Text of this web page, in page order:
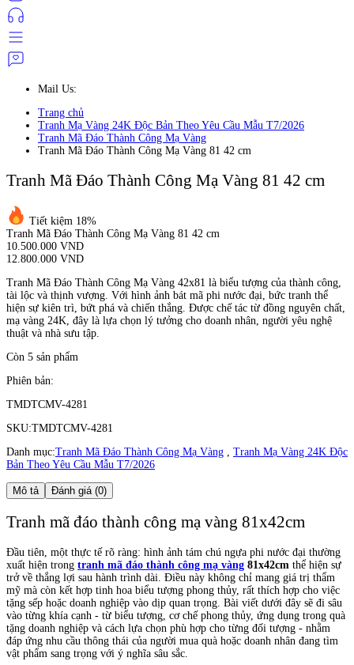
Mail Us:
Trang chủ
Tranh Mạ Vàng 24K Độc Bản Theo Yêu Cầu Mẫu T7/2026
Tranh Mã Đáo Thành Công Mạ Vàng
Tranh Mã Đáo Thành Công Mạ Vàng 81 42 cm
Tranh Mã Đáo Thành Công Mạ Vàng 81 42 cm
Tiết kiệm 18%
Tranh Mã Đáo Thành Công Mạ Vàng 81 42 cm
10.500.000 VND
12.800.000 VND
Tranh Mã Đáo Thành Công Mạ Vàng 42x81 là biểu tượng của thành công,
tài lộc và thịnh vượng. Với hình ảnh bát mã phi nước đại, bức tranh thể
hiện sự kiên trì, bứt phá và chiến thắng. Được chế tác từ đồng nguyên chất,
mạ vàng 24K, đây là lựa chọn lý tưởng cho doanh nhân, người yêu nghệ
thuật và nhà sưu tập.
Còn 5 sản phẩm
Phiên bản:
TMDTCMV-4281
SKU:TMDTCMV-4281
Danh mục:Tranh Mã Đáo Thành Công Mạ Vàng
Tranh Mạ Vàng 24K Độc
Bản Theo Yêu Cầu Mẫu T7/2026
Mô tả Đánh giá (0)
Tranh mã đáo thành công mạ vàng 81x42cm
Đầu tiên, một thực tế rõ ràng: hình ảnh tám chú ngựa phi nước đại thường
xuất hiện trong tranh mã đáo thành công mạ vàng 81x42cm thể hiện sự
trở về thắng lợi sau hành trình dài. Điều này không chỉ mang giá trị thẩm
mỹ mà còn kết hợp tinh hoa biểu tượng phong thủy, rất thích hợp cho việc
tặng sếp hoặc doanh nghiệp vào dịp quan trọng. Bài viết dưới đây sẽ đi sâu
vào từng khía cạnh - từ biểu tượng, cơ chế phong thủy, ứng dụng trong quà
tặng doanh nghiệp và cách lựa chọn phù hợp cho từng đối tượng - nhằm
đáp ứng nhu cầu thông thái của người mua quà hoặc doanh nhân đang tìm
vật phẩm sang trọng với ý nghĩa sâu sắc.